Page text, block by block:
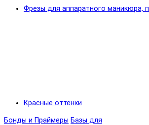
Фрезы для аппаратного маникюра,
Красные оттенки
Бонды и Праймеры Базы для